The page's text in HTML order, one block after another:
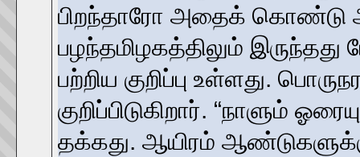
பிறந்தாரோ அதைக் கொண்டு
பழந்தமிழகத்திலும் இருந்தது
பற்றிய குறிப்பு உள்ளது.
குறிப்பிடுகிறார். “நாளும்
தக்கது. ஆயிரம்